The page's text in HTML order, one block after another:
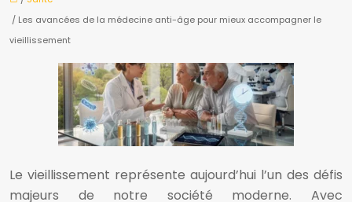
/ Les avancées de la médecine anti-âge pour mieux accompagner le
vieillissement
Le vieillissement représente aujourd’hui l’un des défis
majeurs de notre société moderne. Avec